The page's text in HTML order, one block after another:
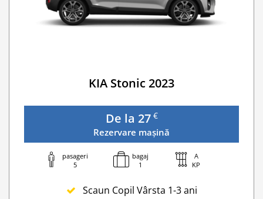
Traversarea frontierei Romania
Taxa spalatorie
Transfer Privat (sau „RMO Transfer”)
KIA Stonic 2023
De la 27 €
Rezervare mașină
pasageri
5
bagaj
1
A
KP
Scaun Copil Vârsta 1-3 ani